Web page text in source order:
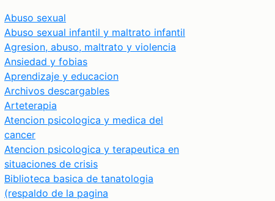
Abuso sexual
Abuso sexual infantil y maltrato infantil
Agresion, abuso, maltrato y violencia
Ansiedad y fobias
Aprendizaje y educacion
Archivos descargables
Arteterapia
Atencion psicologica y medica del
cancer
Atencion psicologica y terapeutica en
situaciones de crisis
Biblioteca basica de tanatologia
(respaldo de la pagina